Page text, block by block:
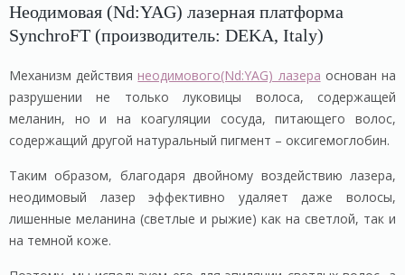
Неодимовая (Nd:YAG) лазерная платформа
SynchroFT (производитель: DEKA, Italy)
Механизм действия неодимового(Nd:YAG) лазера основан на
разрушении не только луковицы волоса, содержащей
меланин, но и на коагуляции сосуда, питающего волос,
содержащий другой натуральный пигмент – оксигемоглобин.
Таким образом, благодаря двойному воздействию лазера,
неодимовый лазер эффективно удаляет даже волосы,
лишенные меланина (светлые и рыжие) как на светлой, так и
на темной коже.